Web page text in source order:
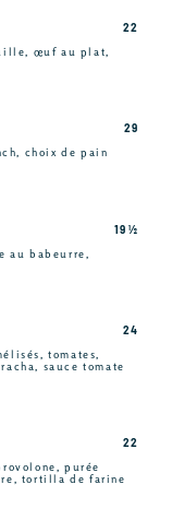
œuf au plat,
22
choix de pain
29
au babeurre,
19 ½
tomates,
sauce tomate
24
purée
tortilla de farine
22